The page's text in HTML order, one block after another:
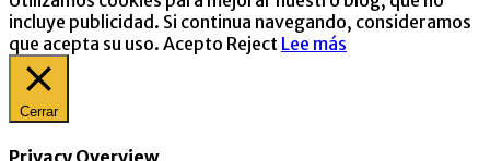
incluye publicidad. Si continua navegando, consideramos
que acepta su uso. Acepto Reject Lee más
Cerrar